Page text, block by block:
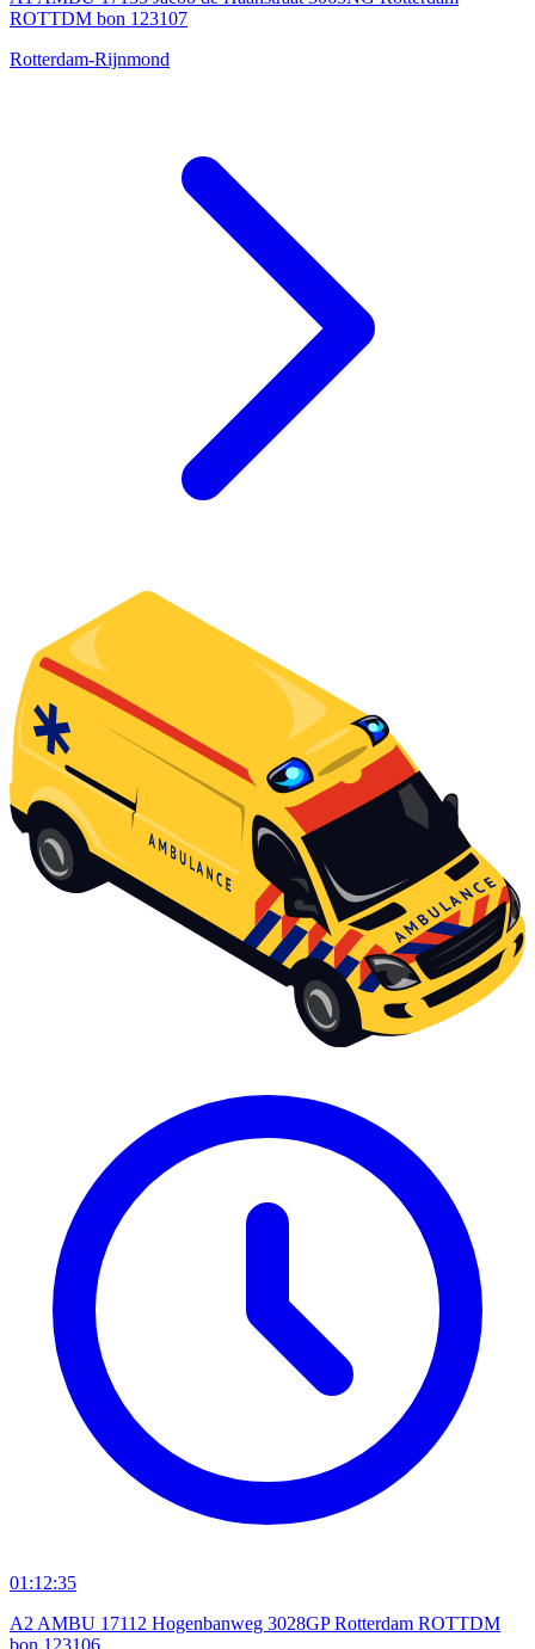
ROTTDM bon 123107
Rotterdam-Rijnmond
01:12:35
A2 AMBU 17112 Hogenbanweg 3028GP Rotterdam ROTTDM